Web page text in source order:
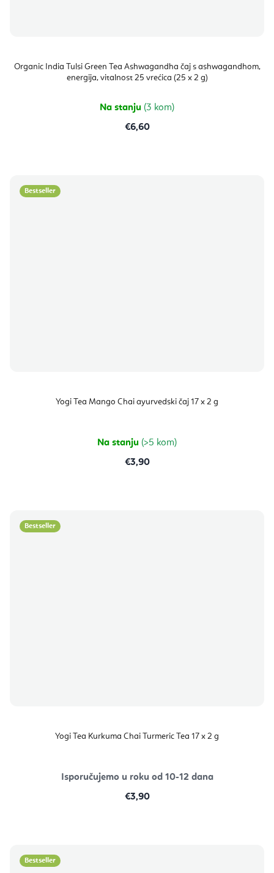
Organic India Tulsi Green Tea Ashwagandha čaj s ashwagandhom,
energija, vitalnost 25 vrećica (25 x 2 g)
Na stanju (3 kom)
€6,60
Bestseller
Yogi Tea Mango Chai ayurvedski čaj 17 x 2 g
Na stanju (>5 kom)
€3,90
Bestseller
Yogi Tea Kurkuma Chai Turmeric Tea 17 x 2 g
Isporučujemo u roku od 10-12 dana
€3,90
Bestseller